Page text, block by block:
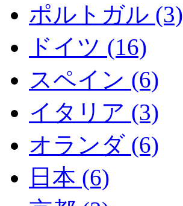
ポルトガル (3)
ドイツ (16)
スペイン (6)
イタリア (3)
オランダ (6)
日本 (6)